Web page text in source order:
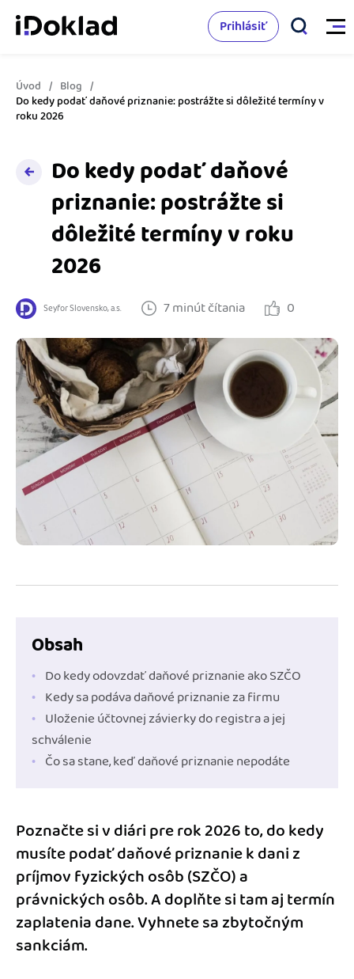
Vlastnosti
Správa kontaktov
Sledovanie cashflow
Spolupráca s účtovníkom
Katalóg doplnkov
Vzdelanie
Nápoveda
Ako sa vyznať vo fakturácii
Blog
Podnikateľský servis
Spýtajte sa nás
Prihlásiť
Úvod
Blog
Do kedy podať daňové priznanie: postrážte si dôležité termíny v
roku 2026
Do kedy podať daňové
priznanie: postrážte si
dôležité termíny v roku
2026
Seyfor Slovensko, a.s. 7 minút čítania 0
Obsah
Do kedy odovzdať daňové priznanie ako SZČO
Kedy sa podáva daňové priznanie za firmu
Uloženie účtovnej závierky do registra a jej
schválenie
Čo sa stane, keď daňové priznanie nepodáte
Poznačte si v diári pre rok 2026 to, do kedy
musíte podať daňové priznanie k dani z
príjmov fyzických osôb (SZČO) a
právnických osôb. A doplňte si tam aj termín
zaplatenia dane. Vyhnete sa zbytočným
sankciám.